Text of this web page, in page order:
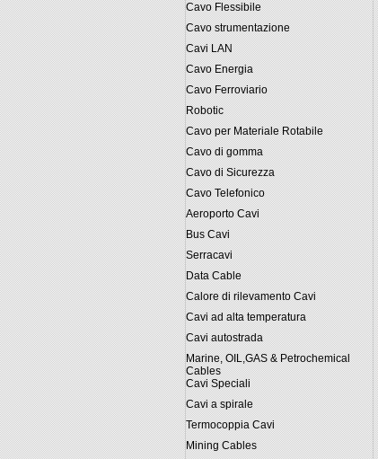
Cavo Flessibile
Cavo strumentazione
Cavi LAN
Cavo Energia
Cavo Ferroviario
Robotic
Cavo per Materiale Rotabile
Cavo di gomma
Cavo di Sicurezza
Cavo Telefonico
Aeroporto Cavi
Bus Cavi
Serracavi
Data Cable
Calore di rilevamento Cavi
Cavi ad alta temperatura
Cavi autostrada
Marine, OIL,GAS & Petrochemical
Cables
Cavi Speciali
Cavi a spirale
Termocoppia Cavi
Mining Cables